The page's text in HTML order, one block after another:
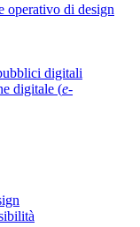
operativo di design
digitali
digitale (e-